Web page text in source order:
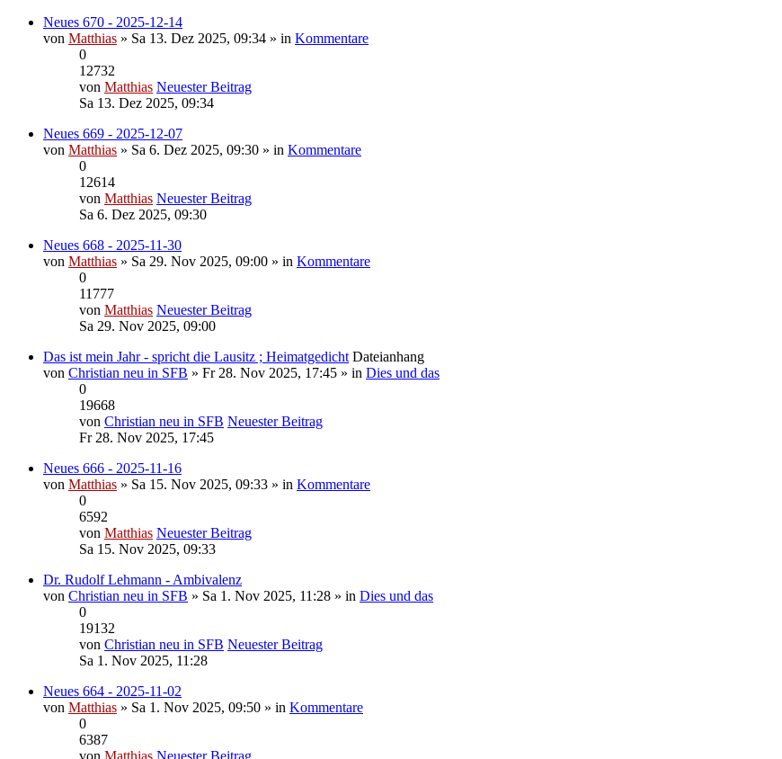
Neues 670 - 2025-12-14
von Matthias » Sa 13. Dez 2025, 09:34 » in Kommentare
0
12732
von Matthias Neuester Beitrag
Sa 13. Dez 2025, 09:34
Neues 669 - 2025-12-07
von Matthias » Sa 6. Dez 2025, 09:30 » in Kommentare
0
12614
von Matthias Neuester Beitrag
Sa 6. Dez 2025, 09:30
Neues 668 - 2025-11-30
von Matthias » Sa 29. Nov 2025, 09:00 » in Kommentare
0
11777
von Matthias Neuester Beitrag
Sa 29. Nov 2025, 09:00
Das ist mein Jahr - spricht die Lausitz ; Heimatgedicht Dateianhang
von Christian neu in SFB » Fr 28. Nov 2025, 17:45 » in Dies und das
0
19668
von Christian neu in SFB Neuester Beitrag
Fr 28. Nov 2025, 17:45
Neues 666 - 2025-11-16
von Matthias » Sa 15. Nov 2025, 09:33 » in Kommentare
0
6592
von Matthias Neuester Beitrag
Sa 15. Nov 2025, 09:33
Dr. Rudolf Lehmann - Ambivalenz
von Christian neu in SFB » Sa 1. Nov 2025, 11:28 » in Dies und das
0
19132
von Christian neu in SFB Neuester Beitrag
Sa 1. Nov 2025, 11:28
Neues 664 - 2025-11-02
von Matthias » Sa 1. Nov 2025, 09:50 » in Kommentare
0
6387
von Matthias Neuester Beitrag